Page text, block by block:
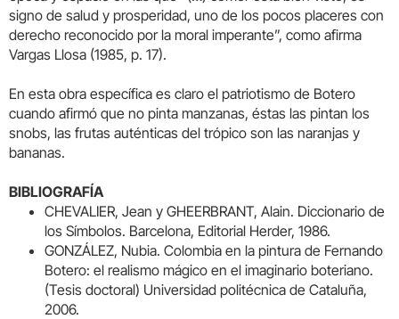
signo de salud y prosperidad, uno de los pocos placeres con
derecho reconocido por la moral imperante”, como afirma
Vargas Llosa (1985, p. 17).
En esta obra específica es claro el patriotismo de Botero
cuando afirmó que no pinta manzanas, éstas las pintan los
snobs, las frutas auténticas del trópico son las naranjas y
bananas.
BIBLIOGRAFÍA
CHEVALIER, Jean y GHEERBRANT, Alain. Diccionario de
los Símbolos. Barcelona, Editorial Herder, 1986.
GONZÁLEZ, Nubia. Colombia en la pintura de Fernando
Botero: el realismo mágico en el imaginario boteriano.
(Tesis doctoral) Universidad politécnica de Cataluña,
2006.